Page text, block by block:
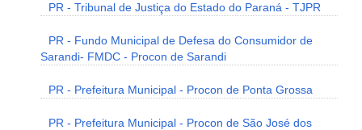
PR - Tribunal de Justiça do Estado do Paraná - TJPR
PR - Fundo Municipal de Defesa do Consumidor de
Sarandi- FMDC - Procon de Sarandi
PR - Prefeitura Municipal - Procon de Ponta Grossa
PR - Prefeitura Municipal - Procon de São José dos